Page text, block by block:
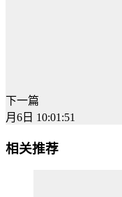
下一篇
月6日 10:01:51
相关推荐